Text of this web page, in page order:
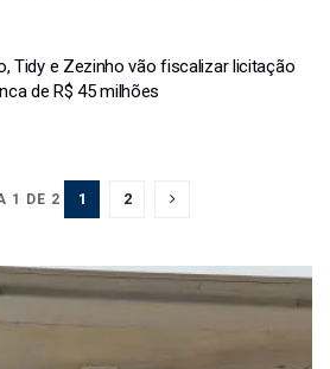
Tidy e Zezinho vão fiscalizar licitação
de R$ 45 milhões
1 DE 2 1 2